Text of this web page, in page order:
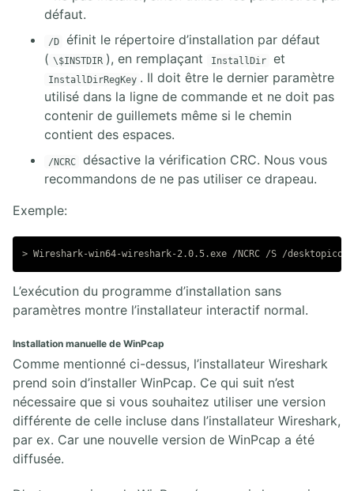
défaut.
/D
éfinit le répertoire d’installation par défaut
( \$INSTDIR ), en remplaçant InstallDir et
InstallDirRegKey . Il doit être le dernier paramètre
utilisé dans la ligne de commande et ne doit pas
contenir de guillemets même si le chemin
contient des espaces.
/NCRC
désactive la vérification CRC. Nous vous
recommandons de ne pas utiliser ce drapeau.
Exemple:
L’exécution du programme d’installation sans
paramètres montre l’installateur interactif normal.
Installation manuelle de WinPcap
Comme mentionné ci-dessus, l’installateur Wireshark
prend soin d’installer WinPcap. Ce qui suit n’est
nécessaire que si vous souhaitez utiliser une version
différente de celle incluse dans l’installateur Wireshark,
par ex. Car une nouvelle version de WinPcap a été
diffusée.